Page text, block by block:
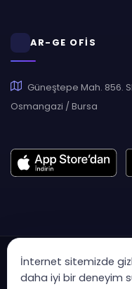
AR-GE OFİS
Güneştepe Mah. 856.
Osmangazi / Bursa
İnternet sitemizde
daha iyi bir deneyim